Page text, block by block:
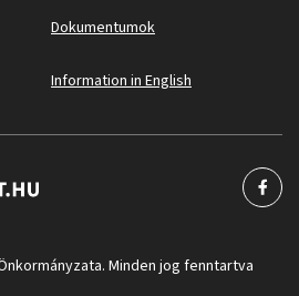
Dokumentumok
Information in English
Minden jog fenntartva